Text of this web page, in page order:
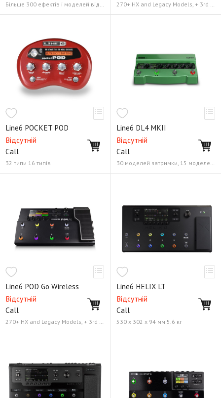
Більше 300 ефектів і моделей від Helix, M-Series і інших моделей Line 6 3 футвіча, 6 енкодерів + 4 кнопки 270+ HX and Legacy Models, + 3rd Party Impulse Response (IR) support Додаток POD Go Edit App (PC/Mac)
Line6 POCKET POD
Відсутній
Call
32 типи 16 типів
Line6 DL4 MKII
Відсутній
Call
30 моделей затримки, 15 моделей реверберації 2 x 1/4" Jack, XLR мікрофонний вхід
Line6 POD Go Wireless
Відсутній
Call
270+ HX and Legacy Models, + 3rd Party Impulse Response (IR) support Вбудована цифрова радіосистема з передавачем G10TII, Додаток POD Go Edit App (PC/Mac)
Line6 HELIX LT
Відсутній
Call
530 х 302 х 94 мм 5.6 кг